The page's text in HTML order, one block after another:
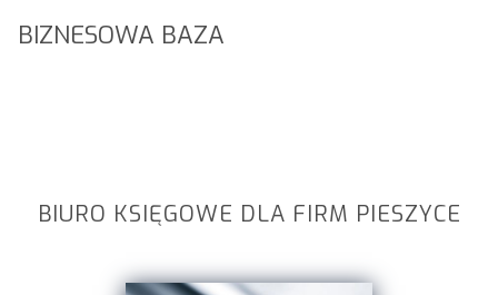
BIZNESOWA BAZA
BIURO KSIĘGOWE DLA FIRM PIESZYCE